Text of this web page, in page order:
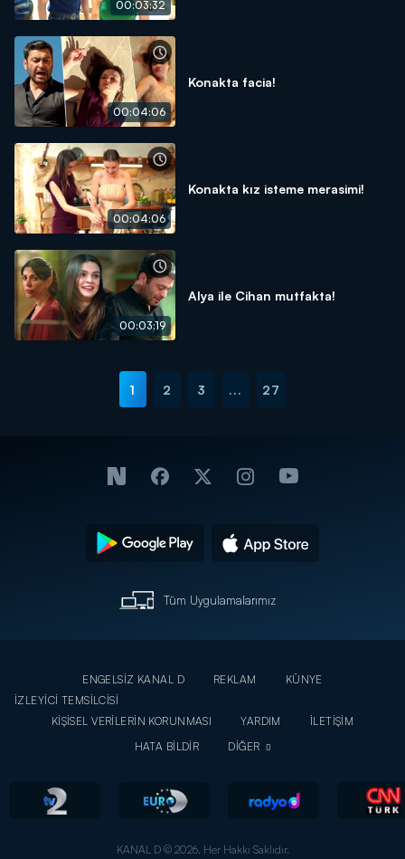
00:03:32
00:04:06
Konakta facia!
00:04:06
Konakta kız isteme merasimi!
00:03:19
Alya ile Cihan mutfakta!
1 2 3 ... 27
Tüm Uygulamalarımız
ENGELSİZ KANAL D REKLAM
KÜNYE
İZLEYİCİ TEMSİLCİSİ
KİŞİSEL VERİLERİN KORUNMASI
YARDIM
İLETİŞİM
HATA BİLDİR
DİĞER
KANAL D © 2026. Her Hakkı Saklıdır.